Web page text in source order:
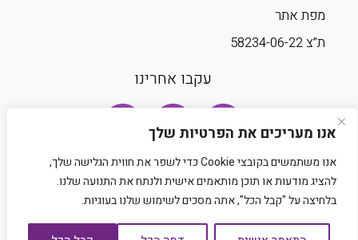
אנו מעריכים את הפרטיות שלך
אנו משתמשים בקובצי Cookie כדי לשפר את חווית הגלישה שלך,
להציג מודעות או תוכן מותאמים אישית ולנתח את התנועה שלנו.
בלחיצה על "קבל הכל", אתה מסכים לשימוש שלנו בעוגיות.
מפת אתר
ת”צ 58234-06-22
עקבו אחרינו
Developed by Matat Technologies LTD